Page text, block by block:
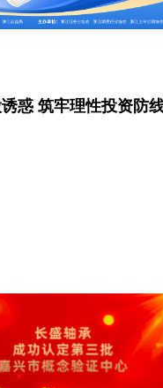
惑 筑牢理性投资防